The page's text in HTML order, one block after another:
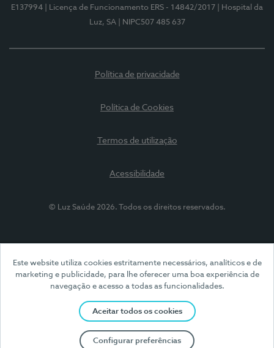
Este website utiliza cookies estritamente necessários, analíticos e de
marketing e publicidade, para lhe oferecer uma boa experiência de
navegação e acesso a todas as funcionalidades.
Aceitar todos os cookies
Configurar preferências
E137994
| Licença de Funcionamento ERS - 14842/2017
| Hospital da
Luz, SA
| NIPC507 485 637
Política de privacidade
Política de Cookies
Termos de utilização
Acessibilidade
© Luz Saúde 2026. Todos os direitos reservados.